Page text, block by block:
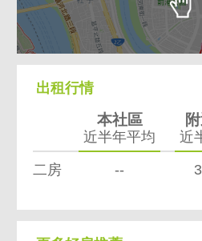
出租行情
本社區
近半年平均 近
二房 --